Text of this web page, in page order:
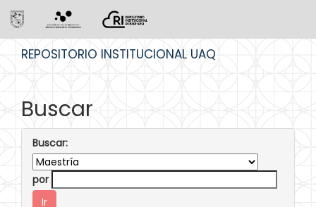
REPOSITORIO INSTITUCIONAL UAQ
Buscar
Buscar:
por